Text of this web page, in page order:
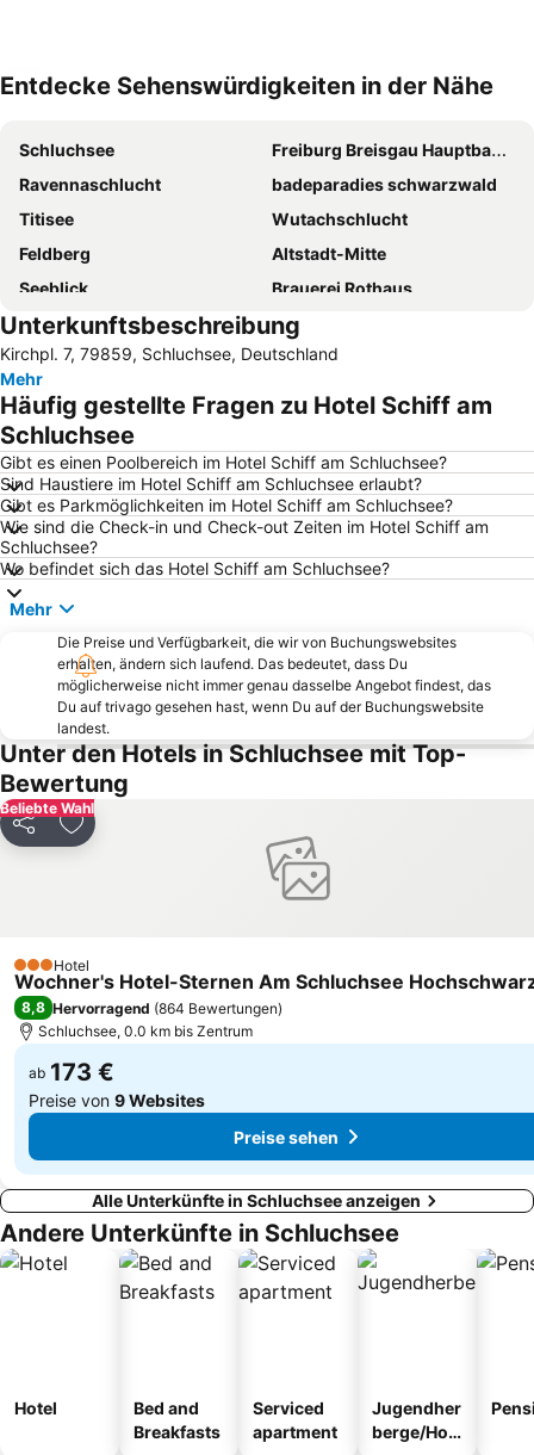
Entdecke Sehenswürdigkeiten in der Nähe
Schluchsee
Freiburg Breisgau Hauptbahnhof
Ravennaschlucht
badeparadies schwarzwald
Titisee
Wutachschlucht
Feldberg
Altstadt-Mitte
Seeblick
Brauerei Rothaus
Solemar
Schauinsland
Kandel
Rheinfall
Belchen-Seilbahn
Fondation Beyeler
ZMF- Zelt-Musik-Festival
Altstadt
Bahnhof Schaffhausen
Münsterplatz
Steinwasen-Park
Freiburger Weihnachtsmarkt
Altstadt Baden
Feldsee
Freiburg exhibition and conference centre
Landhaus Ettenbühl
Freiburg Cathedral
Grace
Festungsruine Hohentwiel
Altstadt Aarau
Schwarzwald Park
Vitra Design Museum
Action Forest
Straßenbahn
Albert-Ludwigs-Universität
Cassiopeia Thermal Spa
Sauschwänzlebahn
Bahnhof Brugg
Stadtteil Vauban
Rodelbahn Saig-Titisee
Windgfällweiher
Baggersee Niederrimsingen
Unterkunftsbeschreibung
Kirchpl. 7, 79859, Schluchsee, Deutschland
Mehr
Häufig gestellte Fragen zu Hotel Schiff am
Schluchsee
Gibt es einen Poolbereich im Hotel Schiff am Schluchsee?
Sind Haustiere im Hotel Schiff am Schluchsee erlaubt?
Gibt es Parkmöglichkeiten im Hotel Schiff am Schluchsee?
Wie sind die Check-in und Check-out Zeiten im Hotel Schiff am
Schluchsee?
Wo befindet sich das Hotel Schiff am Schluchsee?
Mehr
Die Preise und Verfügbarkeit, die wir von Buchungswebsites
erhalten, ändern sich laufend. Das bedeutet, dass Du
möglicherweise nicht immer genau dasselbe Angebot findest, das
Du auf trivago gesehen hast, wenn Du auf der Buchungswebsite
landest.
Unter den Hotels in Schluchsee mit Top-
Bewertung
Beliebte Wahl
Teilen Zu Favoriten hinzufügen
3 Sterne
Hotel
Wochner's Hotel-Sternen Am Schluchsee
8,8 Hervorragend (864 Bewertungen)
Schluchsee, 0.0 km bis Zentrum
ab 173 €
Preise von 9 Websites
Preise sehen
Alle Unterkünfte in Schluchsee anzeigen
Andere Unterkünfte in Schluchsee
Hotel
Bed and
Breakfasts
Serviced
apartment
Jugendher
berge/Hos